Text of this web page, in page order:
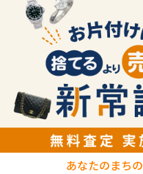
あなたのまちの